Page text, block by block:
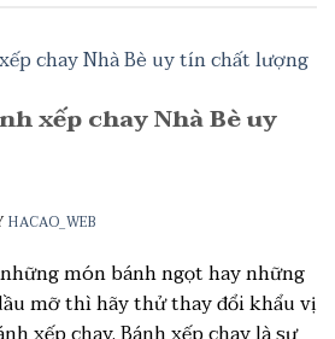
xếp chay Nhà Bè uy
HACAO_WEB
món bánh ngọt hay những
mỡ thì hãy thử thay đổi khẩu vị